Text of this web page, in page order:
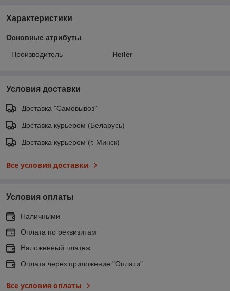
Характеристики
Основные атрибуты
Производитель Heiler
Условия доставки
Доставка "Самовывоз"
Доставка курьером (Беларусь)
Доставка курьером (г. Минск)
Все условия доставки
Условия оплаты
Наличными
Оплата по реквизитам
Наложенный платеж
Оплата через приложение "Оплати"
Все условия оплаты